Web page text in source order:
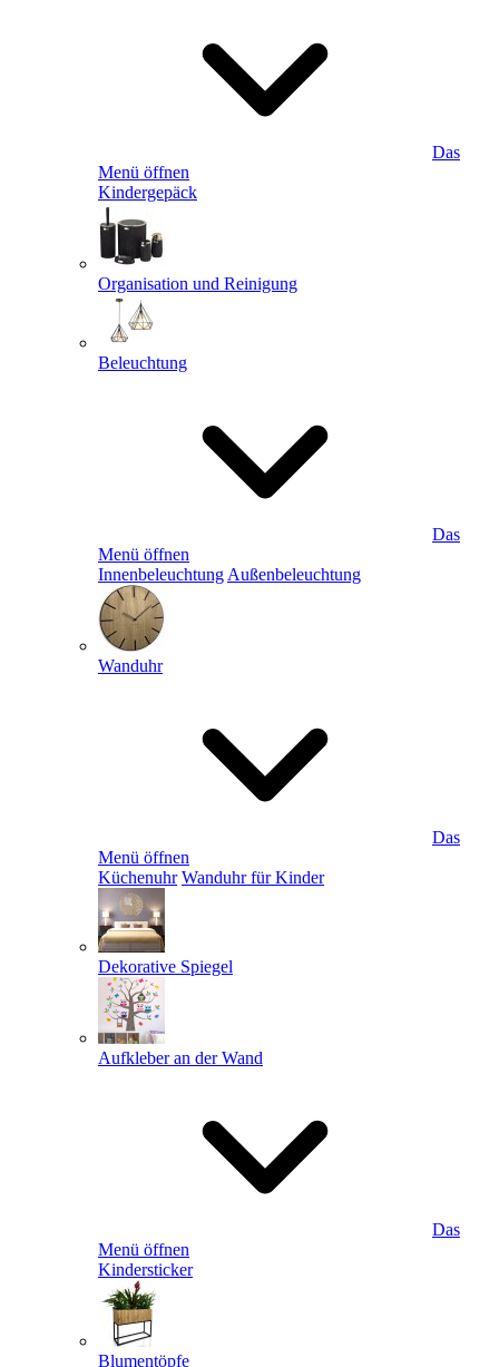
Das
Menü öffnen
Kindergepäck
Organisation und Reinigung
Beleuchtung
Das
Menü öffnen
Innenbeleuchtung Außenbeleuchtung
Wanduhr
Das
Menü öffnen
Küchenuhr Wanduhr für Kinder
Dekorative Spiegel
Aufkleber an der Wand
Das
Menü öffnen
Kindersticker
Blumentöpfe